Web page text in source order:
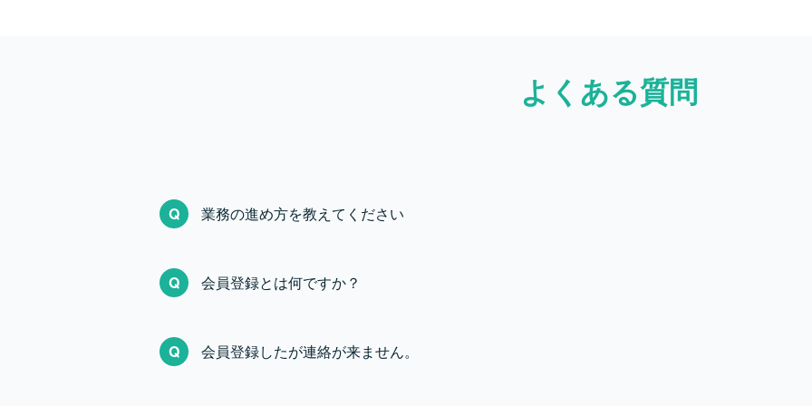
よくある質問
Q 業務の進め方を教えてください
件面で気になる点があった場合は、ココナラスタッフへご相談ください。
Q 会員登録とは何ですか？
会員登録にはココナラ会員IDが必要なため、未会員の方は
Q 会員登録したが連絡が来ません。